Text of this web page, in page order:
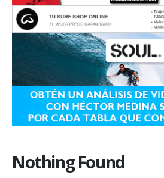
Nothing Found